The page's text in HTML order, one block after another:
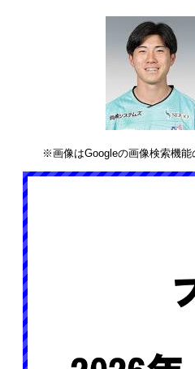
※画像はGoogleの画像検索機